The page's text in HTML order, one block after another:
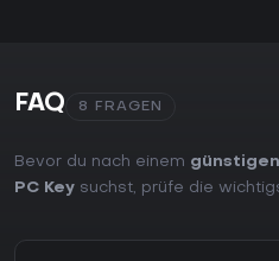
FAQ 8 FRAGEN
Bevor du nach einem
PC Key suchst, prüfe die